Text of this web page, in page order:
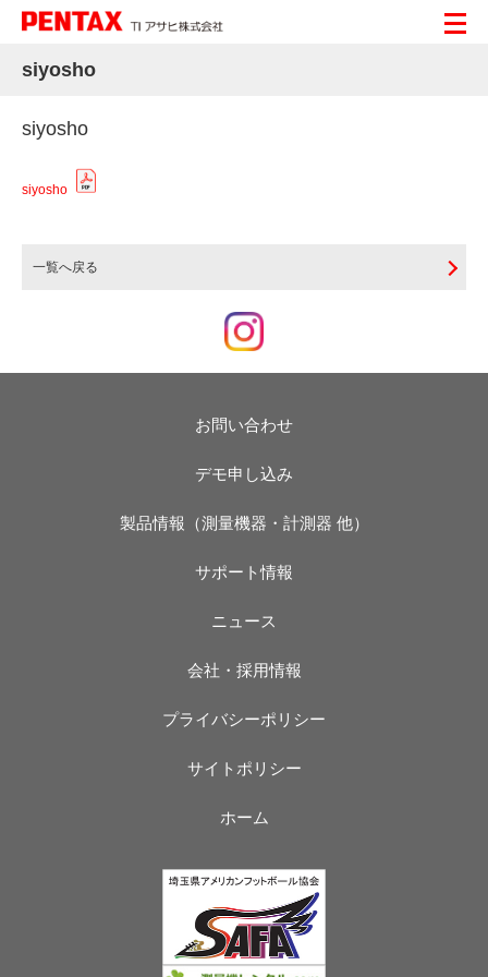
siyosho
siyosho
siyosho
一覧へ戻る
お問い合わせ
デモ申し込み
製品情報（測量機器・計測器 他）
サポート情報
ニュース
会社・採用情報
プライバシーポリシー
サイトポリシー
ホーム